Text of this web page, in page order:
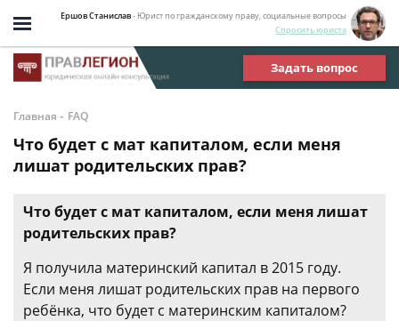
Ершов Станислав- Юрист по гражданскому праву, социальные вопросы
Спросить юриста
Задать вопрос
Главная - FAQ
Что будет с мат капиталом, если меня
лишат родительских прав?
Что будет с мат капиталом, если меня лишат
родительских прав?
Я получила материнский капитал в 2015 году.
Если меня лишат родительских прав на первого
ребёнка, что будет с материнским капиталом?